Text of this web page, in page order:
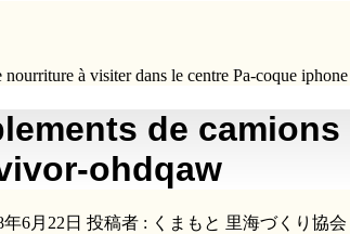
nourriture à visiter dans le centre Pa-coque
de
ohdqaw
6月22日 投稿者 : くまもと 里海づくり協会